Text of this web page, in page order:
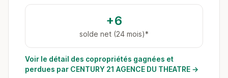
+6
solde net (24 mois)*
Voir le détail des copropriétés gagnées et
perdues par CENTURY 21 AGENCE DU THEATRE →